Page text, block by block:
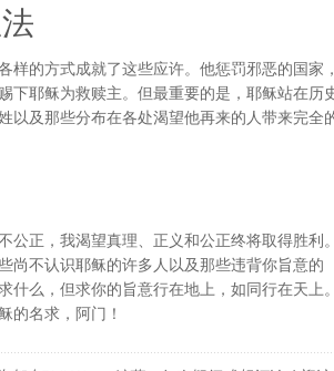
样的方式成就了这些应许。他惩罚邪恶的国家，
下耶稣为救赎主。但最重要的是，耶稣站在历
以及那些分布在各处渴望他再来的人带来完全
公正，我渴望真理、正义和公正终将取得胜利。
尚不认识耶稣的许多人以及那些违背你旨意的
什么，但求你的旨意行在地上，如同行在天上。
的名求，阿门！